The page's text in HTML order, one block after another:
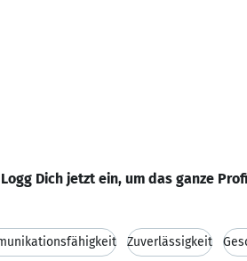
Logg Dich jetzt ein, um das ganze
Zuverlässigkeit